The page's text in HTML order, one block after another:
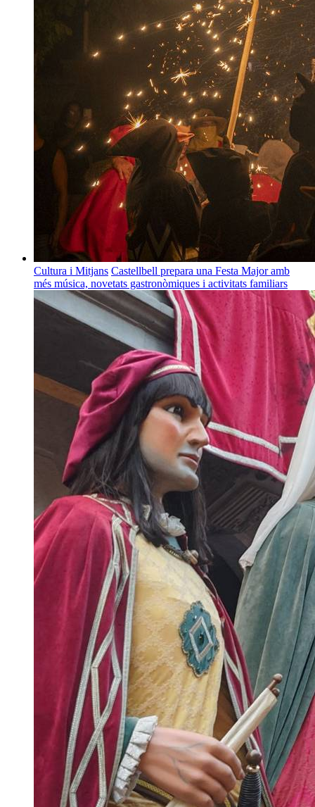
Cultura i Mitjans Castellbell prepara una Festa Major amb
més música, novetats gastronòmiques i activitats familiars